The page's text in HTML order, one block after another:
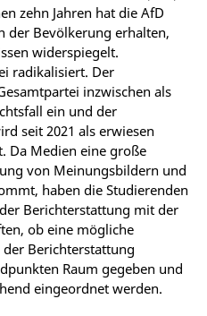
zehn Jahren hat die AfD
der Bevölkerung erhalten,
widerspiegelt.
radikalisiert. Der
inzwischen als
ein und der
seit 2021 als erwiesen
Da Medien eine große
von Meinungsbildern und
haben die Studierenden
Berichterstattung mit der
ob eine mögliche
Berichterstattung
Raum gegeben und
eingeordnet werden.